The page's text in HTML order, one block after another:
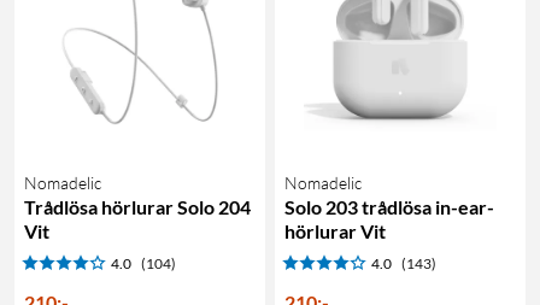
Nomadelic
Trådlösa hörlurar Solo 204
Vit
4.0 (104)
Nomadelic
Solo 203 trådlösa in-ear-
hörlurar Vit
4.0 (143)